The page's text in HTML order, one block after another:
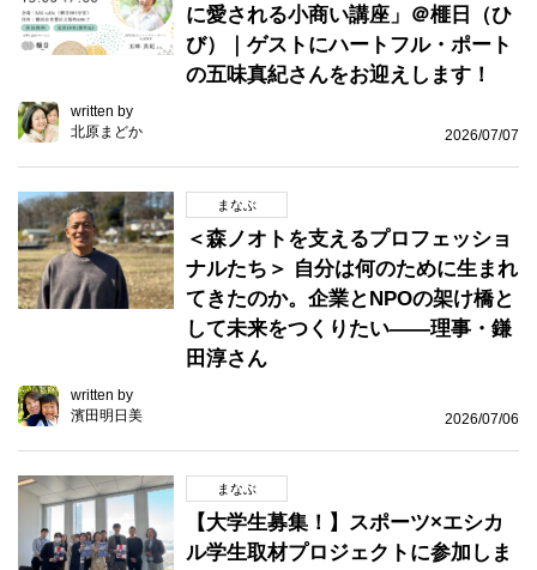
に愛される小商い講座」＠榧日（ひ
び）｜ゲストにハートフル・ポート
の五味真紀さんをお迎えします！
written by
北原まどか
2026/07/07
まなぶ
＜森ノオトを支えるプロフェッショ
ナルたち＞ 自分は何のために生まれ
てきたのか。企業とNPOの架け橋と
して未来をつくりたい――理事・鎌
田淳さん
written by
濱田明日美
2026/07/06
まなぶ
【大学生募集！】スポーツ×エシカ
ル学生取材プロジェクトに参加しま